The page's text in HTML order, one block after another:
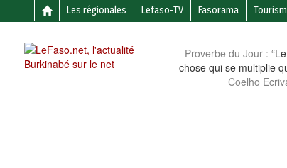
Les régionales Lefaso-TV Fasorama
Proverbe du Jour :
chose qui se multiplie
Coelho